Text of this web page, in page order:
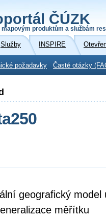
ČÚZK
mapovým produktům a službám
Služby INSPIRE
požadavky Časté otázky
geografický
měřítku